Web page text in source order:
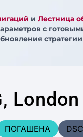
и Лестница
с
ПОГАШЕНА DSC